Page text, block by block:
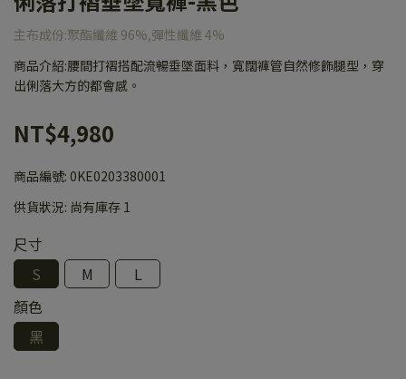
主布成份:聚酯纖維 96%,彈性纖維 4%
商品介紹:腰間打褶搭配流暢垂墜面料，寬闊褲管自然修飾腿型，穿
出俐落大方的都會感。
NT$4,980
商品編號: 0KE0203380001
供貨狀況: 尚有庫存 1
尺寸
S
M
L
顏色
黑